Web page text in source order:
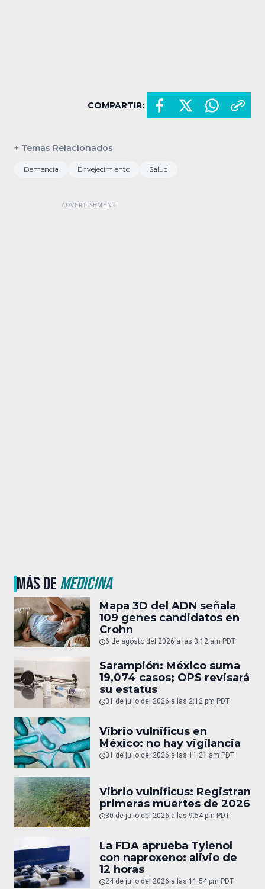
COMPARTIR:
+ Temas Relacionados
Demencia Envejecimiento Salud
MÁS DEMEDICINA
Mapa 3D del ADN señala
109 genes candidatos en
Crohn
6 de agosto del 2026 a las 3:12 am PDT
Sarampión: México suma
19,074 casos; OPS revisará
su estatus
31 de julio del 2026 a las 2:12 pm PDT
Vibrio vulnificus en
México: no hay vigilancia
31 de julio del 2026 a las 11:21 am PDT
Vibrio vulnificus: Registran
primeras muertes de 2026
30 de julio del 2026 a las 9:54 pm PDT
La FDA aprueba Tylenol
con naproxeno: alivio de
12 horas
24 de julio del 2026 a las 11:54 pm PDT